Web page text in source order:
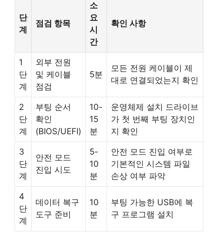
단
계
점검 항목
소
요
시
간
확인 사항
1
단
계
외부 전원
및 케이블
점검
5분
모든 전원 케이블이 제
대로 연결되었는지 확인
2
단
계
부팅 순서
확인
(BIOS/UEFI)
10-
15
분
운영체제 설치 드라이브
가 첫 번째 부팅 장치인
지 확인
3
단
계
안전 모드
진입 시도
5-
10
분
안전 모드 진입 여부로
기본적인 시스템 파일
손상 여부 파악
4
단
계
데이터 복구
도구 준비
10
분
부팅 가능한 USB에 복
구 프로그램 설치